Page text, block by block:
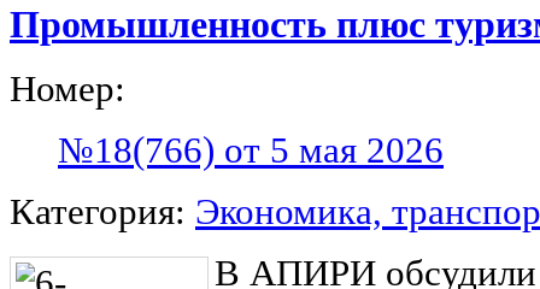
Промышленность плюс
Номер:
№18(766) от 5 мая 2026
Категория: Экономика,
В АПИРИ обсудили